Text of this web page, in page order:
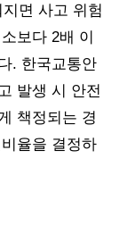
면 사고 위험
보다 2배 이
. 한국교통안
발생 시 안전
책정되는 경
율을 결정하